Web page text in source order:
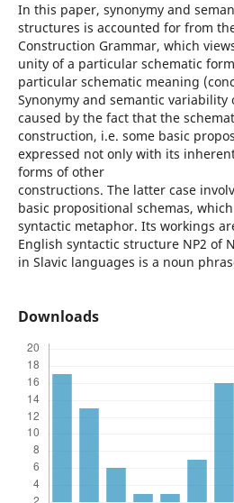
In this paper, synonymy and
structures is accounted for from
Construction Grammar, which
unity of a particular schematic
particular schematic meaning
Synonymy and semantic
caused by the fact that the
construction, i.e. some basic
expressed not only with its
forms of other
constructions. The latter case
basic propositional schemas,
syntactic metaphor. Its workings
English syntactic structure NP2 of
in Slavic languages is a noun
Downloads